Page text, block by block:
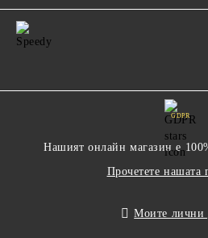
GDPR
Нашият онлайн магазин е
Прочетете нашата
Моите лични